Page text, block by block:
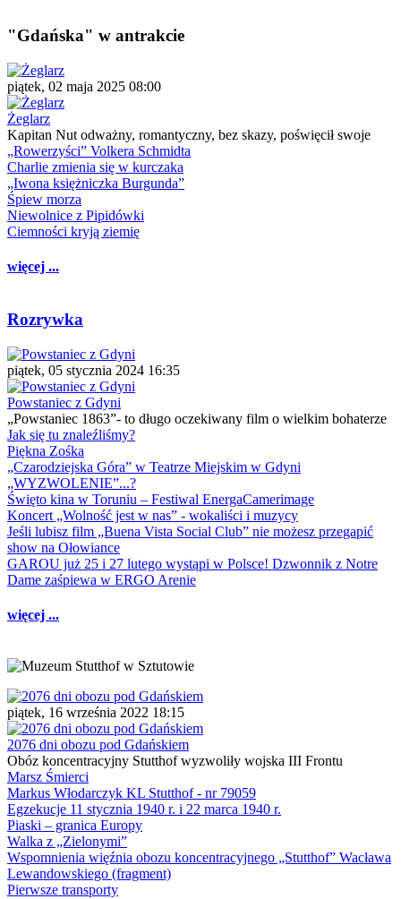
"Gdańska" w antrakcie
piątek, 02 maja 2025 08:00
Żeglarz
Kapitan Nut odważny, romantyczny, bez skazy, poświęcił swoje
„Rowerzyści” Volkera Schmidta
Charlie zmienia się w kurczaka
„Iwona księżniczka Burgunda”
Śpiew morza
Niewolnice z Pipidówki
Ciemności kryją ziemię
więcej ...
Rozrywka
piątek, 05 stycznia 2024 16:35
Powstaniec z Gdyni
„Powstaniec 1863”- to długo oczekiwany film o wielkim bohaterze
Jak się tu znaleźliśmy?
Piękna Zośka
„Czarodziejska Góra” w Teatrze Miejskim w Gdyni
„WYZWOLENIE”...?
Święto kina w Toruniu – Festiwal EnergaCamerimage
Koncert „Wolność jest w nas” - wokaliści i muzycy
Jeśli lubisz film „Buena Vista Social Club” nie możesz przegapić
show na Ołowiance
GAROU już 25 i 27 lutego wystąpi w Polsce! Dzwonnik z Notre
Dame zaśpiewa w ERGO Arenie
więcej ...
piątek, 16 września 2022 18:15
2076 dni obozu pod Gdańskiem
Obóz koncentracyjny Stutthof wyzwoliły wojska III Frontu
Marsz Śmierci
Markus Włodarczyk KL Stutthof - nr 79059
Egzekucje 11 stycznia 1940 r. i 22 marca 1940 r.
Piaski – granica Europy
Walka z „Zielonymi”
Wspomnienia więźnia obozu koncentracyjnego „Stutthof” Wacława
Lewandowskiego (fragment)
Pierwsze transporty